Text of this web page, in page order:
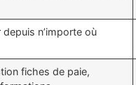
depuis n’importe où
fiches de paie,